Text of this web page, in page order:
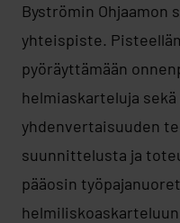
Byströmin Ohjaamon
yhteispiste.
pyöräyttämään
helmiaskarteluja
yhdenvertaisuuden
suunnittelusta ja
pääosin